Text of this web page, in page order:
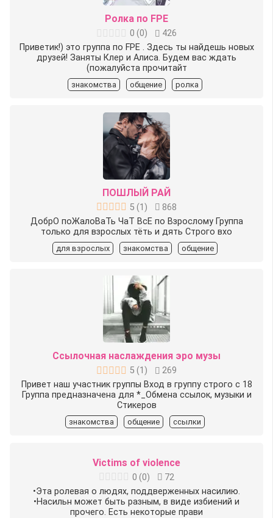
Ролка по FPE
0 (0)
426
Приветик!) это группа по FPE . Здесь ты найдешь новых
друзей! Заняты Клер и Алиса. Будем вас ждать
(пожалуйста прочитайт
знакомства общение ролка
ПОШЛЫЙ РАЙ
5 (1 )
868
️ДобрО поЖалоВаТь️ ЧаТ ВсЕ по Взрослому Группа
только для взрослых тёть и дять Строго вхо
для взрослых знакомства общение
Ссылочная наслаждения эро музы
5 (1 )
269
Привет наш участник группы Вход в группу строго с 18
Группа предназначена для *_Обмена ссылок, музыки и
Стикеров
знакомства общение ссылки
Victims of violence
0 (0)
72
•Эта ролевая о людях, поддверженных насилию.
•Насильн может быть разным, в виде избиений и
прочего. Есть некоторые прави